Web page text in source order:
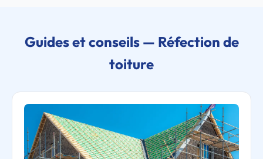
Guides et conseils — Réfection de
toiture